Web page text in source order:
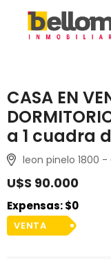
CASA EN
a 1 cuadra
leon pinelo 1800 -
U$S 90.000
Expensas: $0
VENTA